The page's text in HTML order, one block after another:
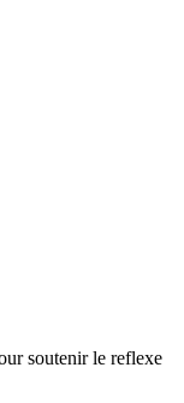
soutenir le reflexe